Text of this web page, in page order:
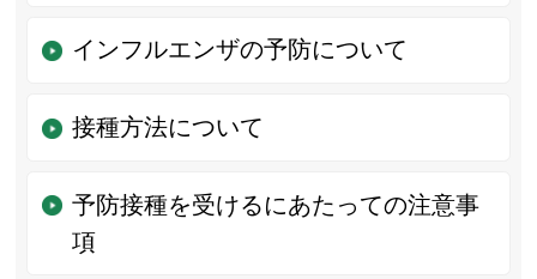
インフルエンザの予防について
接種方法について
予防接種を受けるにあたっての注意事
項